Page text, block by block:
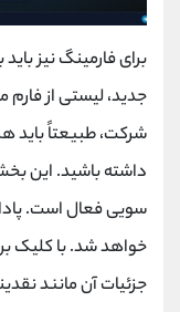
جدید، لیستی از
شرکت، طبیعتاً باید
داشته باشید. این
سویی فعال است.
خواهد شد. با کلیک
جزئیات آن مانند